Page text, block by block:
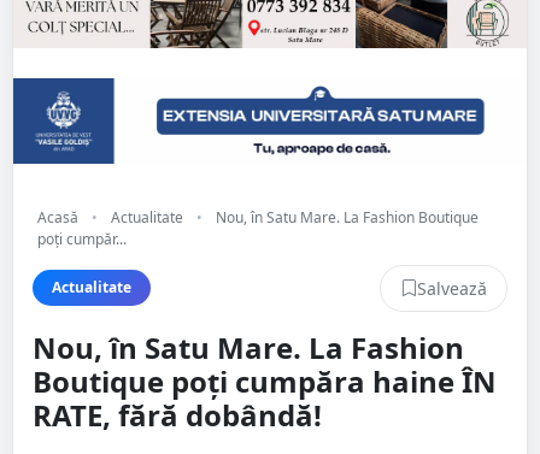
Acasă • Actualitate •
Nou, în Satu Mare. La Fashion Boutique
poți cumpăr...
Actualitate Salvează
Nou, în Satu Mare. La Fashion
Boutique poți cumpăra haine ÎN
RATE, fără dobândă!